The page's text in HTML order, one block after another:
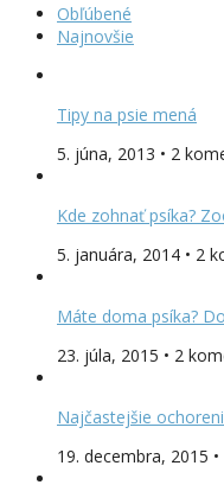
Obľúbené
Najnovšie
Tipy na psie mená
5. júna, 2013 • 2
Kde zohnať psíka?
5. januára, 2014 • 2
Máte doma psíka?
23. júla, 2015 • 2
Najčastejšie
19. decembra, 2015